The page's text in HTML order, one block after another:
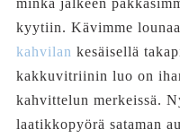
minkä jälkeen
kyytiin. Kävimme
kahvilan kesäisellä
kakkuvitriinin luo on
kahvittelun merkeissä.
laatikkopyörä sataman